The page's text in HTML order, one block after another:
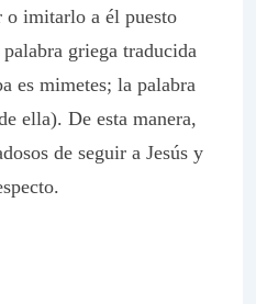
o imitarlo a él puesto
griega traducida
es mimetes; la palabra
ella). De esta manera,
de seguir a Jesús y